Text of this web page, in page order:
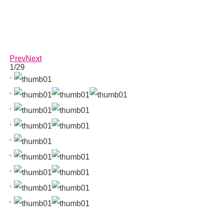
PrevNext
1/29